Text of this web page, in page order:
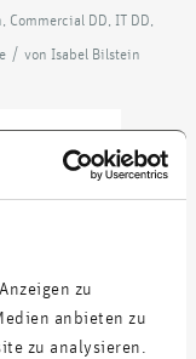
zu
anbieten zu
zu analysieren.
Commercial DD IT DD
/ von Isabel Bilstein